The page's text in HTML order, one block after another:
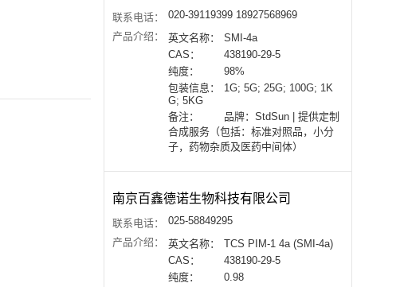
联系电话：
020-39119399 18927568969
产品介绍：
英文名称：
SMI-4a
CAS：
438190-29-5
纯度：
98%
包装信息：
1G; 5G; 25G; 100G; 1K
G; 5KG
备注：
品牌：StdSun | 提供定制
合成服务（包括：标准对照品，小分
子，药物杂质及医药中间体）
南京百鑫德诺生物科技有限公司
联系电话：
025-58849295
产品介绍：
英文名称：
TCS PIM-1 4a (SMI-4a)
CAS：
438190-29-5
纯度：
0.98